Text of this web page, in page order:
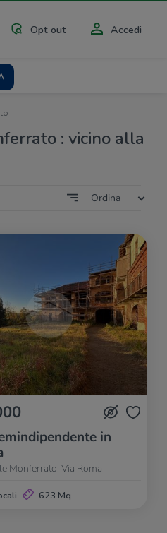
Opt out Accedi
: vicino alla
Ordina
in
Monferrato, Via Roma
623 Mq